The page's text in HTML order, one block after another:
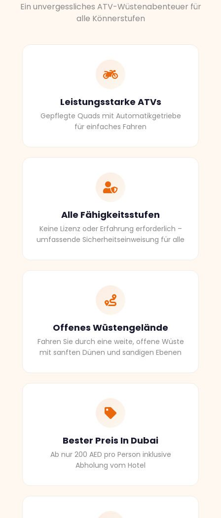
Ein unvergessliches ATV-Wüstenabenteuer für
alle Könnerstufen
Leistungsstarke ATVs
Gepflegte Quads mit Automatikgetriebe
für einfaches Fahren
Alle Fähigkeitsstufen
Keine Lizenz oder Erfahrung erforderlich –
umfassende Sicherheitseinweisung für alle
Offenes Wüstengelände
Fahren Sie durch eine weite, offene Wüste
mit sanften Dünen und sandigen Ebenen
Bester Preis In Dubai
Ab nur 200 AED pro Person inklusive
Abholung vom Hotel